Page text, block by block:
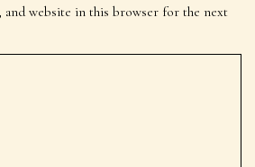
and website in this browser for the next